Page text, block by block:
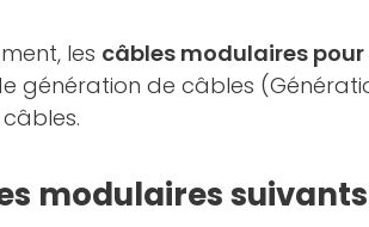
les câbles modulaires
génération de câbles
modulaires